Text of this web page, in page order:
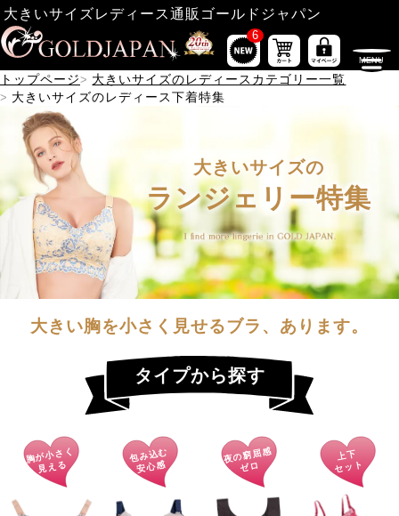
大きいサイズレディース通販ゴールドジャパン
6
トップページ
大きいサイズのレディースカテゴリー一覧
大きいサイズのレディース下着特集
大きいサイズの
ランジェリー特集
大きい胸を小さく見せるブラ、あります。
タイプから探す
胸が小さく
見える
包み込む
安心感
夜の窮屈感
ゼロ
上下
セット